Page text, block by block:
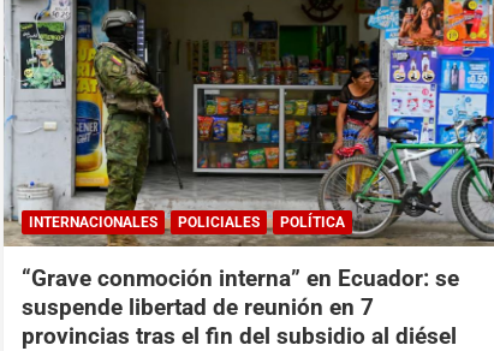
INTERNACIONALES POLICIALES POLÍTICA
“Grave conmoción interna” en Ecuador: se
suspende libertad de reunión en 7
provincias tras el fin del subsidio al diésel